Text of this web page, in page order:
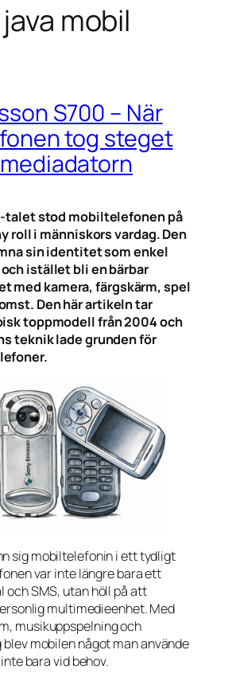
java mobil
S700 – När
tog steget
talet stod mobiltelefonen på
roll i människors vardag. Den
sin identitet som enkel
istället bli en bärbar
med kamera, färgskärm, spel
Den här artikeln tar
toppmodell från 2004 och
teknik lade grunden för
sig mobiltelefonin i ett tydligt
var inte längre bara ett
och SMS, utan höll på att
multimedieenhet. Med
musikuppspelning och
mobilen något man använde
bara vid behov.